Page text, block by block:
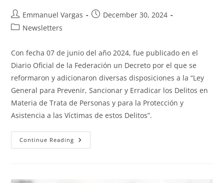
Emmanuel Vargas
December 30, 2024
Newsletters
Con fecha 07 de junio del año 2024, fue publicado en el
Diario Oficial de la Federación un Decreto por el que se
reformaron y adicionaron diversas disposiciones a la “Ley
General para Prevenir, Sancionar y Erradicar los Delitos en
Materia de Trata de Personas y para la Protección y
Asistencia a las Víctimas de estos Delitos”.
Continue Reading